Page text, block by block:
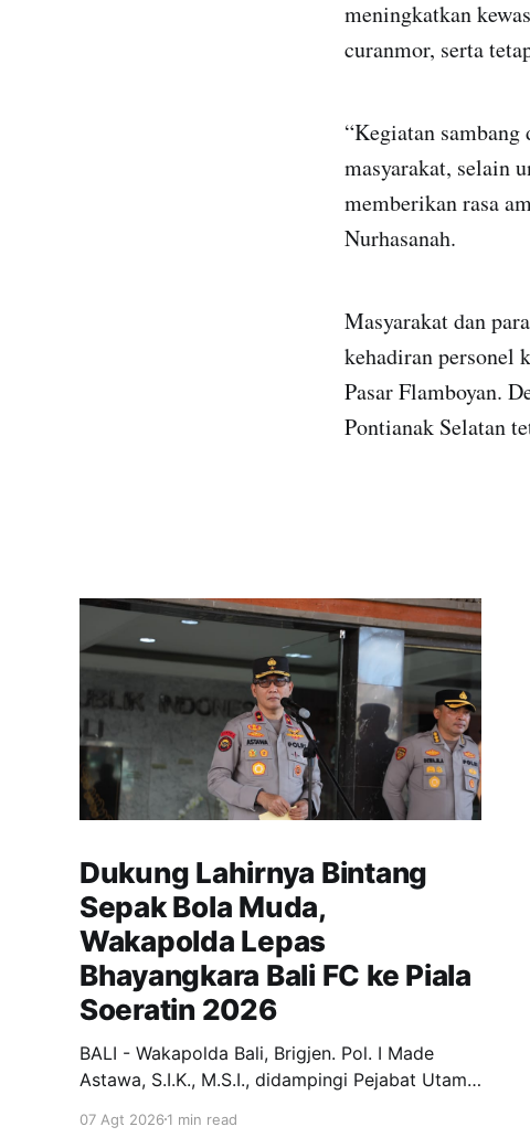
meningkatkan
curanmor, serta
“Kegiatan
masyarakat, selain
memberikan rasa
Nurhasanah.
Masyarakat dan
kehadiran personel
Pasar Flamboyan.
Pontianak Selatan
Dukung Lahirnya Bintang
Sepak Bola Muda,
Wakapolda Lepas
Bhayangkara Bali FC ke Piala
Soeratin 2026
BALI - Wakapolda Bali, Brigjen. Pol. I Made
Astawa, S.I.K., M.S.I., didampingi Pejabat Utama
Bhayangkara Bali FC yang akan berlaga pada
07 Agt 2026 1 min read